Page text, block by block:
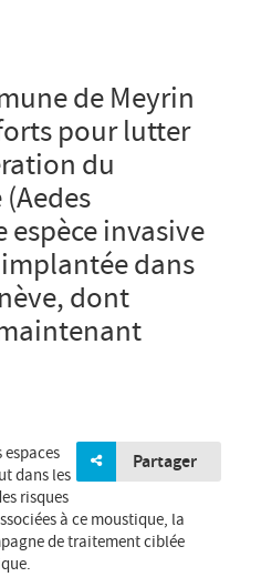
de Meyrin
pour lutter
du
invasive
dans
dont
Partager
dans les
risques
à ce moustique, la
de traitement ciblée